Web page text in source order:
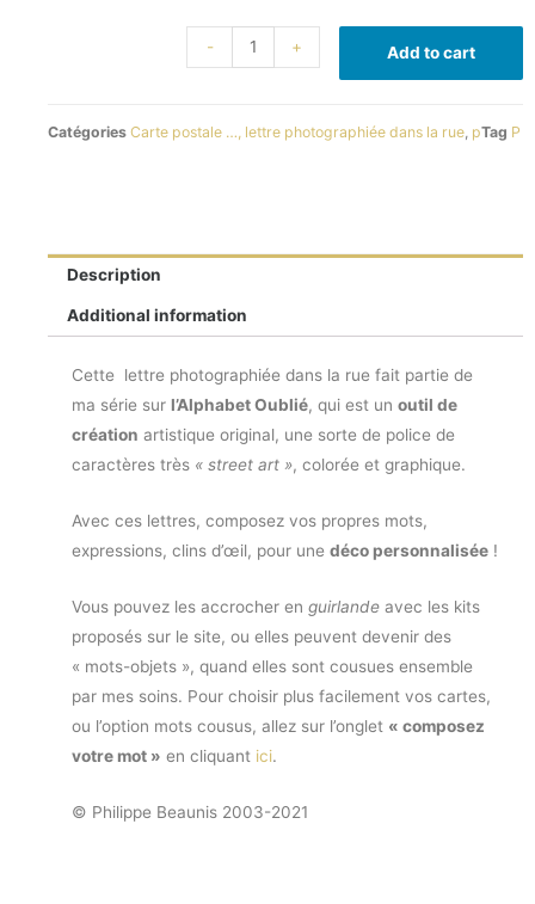
- + Add to cart
Catégories Carte postale …, lettre photographiée dans la rue pTag P
Description
Additional information
Cette lettre photographiée dans la rue fait partie de
ma série sur l’Alphabet Oublié, qui est un outil de
création artistique original, une sorte de police de
caractères très « street art », colorée et graphique.
Avec ces lettres, composez vos propres mots,
expressions, clins d’œil, pour une déco personnalisée !
Vous pouvez les accrocher en guirlande avec les kits
proposés sur le site, ou elles peuvent devenir des
« mots-objets », quand elles sont cousues ensemble
par mes soins. Pour choisir plus facilement vos cartes,
ou l’option mots cousus, allez sur l’onglet « composez
votre mot » en cliquant ici.
© Philippe Beaunis 2003-2021